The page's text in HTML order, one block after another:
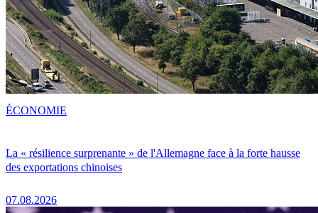
La « résilience surprenante » de l'Allemagne face à la forte hausse
des exportations chinoises
07.08.2026
ÉCONOMIE